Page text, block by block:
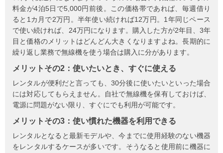
料金が4泊5日で5,000円前後。この価格帯であれば、毎週借り
ると1カ月で2万円。半年使い続ければ12万円。1年同じペース
で使い続ければ、24万円になります。購入した方が2年目、3年
目と価格のメリットはどんどん大きくなりますよね。長期的に
繰り返し業務で無線機を使う場合は購入に分があります。
メリットその2：使いたいとき、すぐに使える
レンタルが便利だと言っても、30分後に使いたいといった場合
には対応してもらえません。自社で無線機を保有しておけば、
電源に問題がない限り、すぐにでも利用が可能です。
メリットその3：使い慣れた機器を利用できる
レンタルとなると最新モデルや、今までに使用経験のない機器
をレンタルするケースが多いです。そうなると使用前に機器に